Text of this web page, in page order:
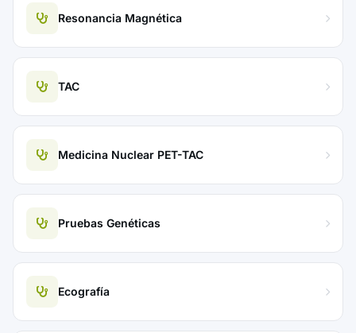
Resonancia Magnética
TAC
Medicina Nuclear PET-TAC
Pruebas Genéticas
Ecografía